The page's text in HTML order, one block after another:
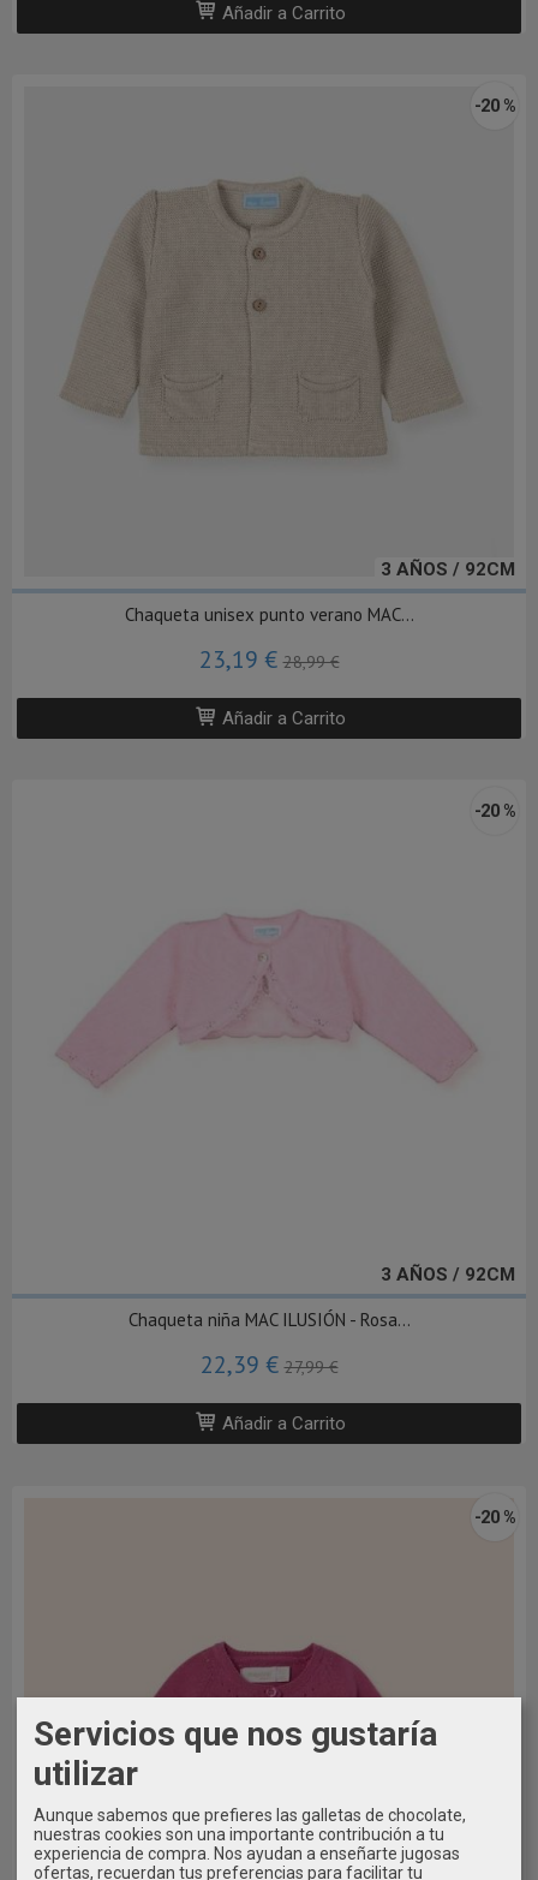
Añadir a Carrito
3 AÑOS / 92CM
-20 %
Chaqueta unisex punto verano MAC...
23,19 €28,99 €
Añadir a Carrito
3 AÑOS / 92CM
-20 %
Chaqueta niña MAC ILUSIÓN - Rosa...
22,39 €27,99 €
Añadir a Carrito
-20 %
Servicios que nos gustaría
utilizar
Aunque sabemos que prefieres las galletas de chocolate,
nuestras cookies son una importante contribución a tu
experiencia de compra. Nos ayudan a enseñarte jugosas
ofertas, recuerdan tus preferencias para facilitar tu